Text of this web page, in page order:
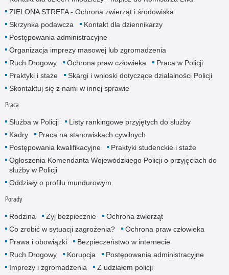
ZIELONA STREFA - Ochrona zwierząt i środowiska
Skrzynka podawcza
Kontakt dla dziennikarzy
Postępowania administracyjne
Organizacja imprezy masowej lub zgromadzenia
Ruch Drogowy
Ochrona praw człowieka
Praca w Policji
Praktyki i staże
Skargi i wnioski dotyczące działalności Policji
Skontaktuj się z nami w innej sprawie
Praca
Służba w Policji
Listy rankingowe przyjętych do służby
Kadry
Praca na stanowiskach cywilnych
Postępowania kwalifikacyjne
Praktyki studenckie i staże
Ogłoszenia Komendanta Wojewódzkiego Policji o przyjęciach do
służby w Policji
Oddziały o profilu mundurowym
Porady
Rodzina Żyj bezpiecznie
Ochrona zwierząt
Co zrobić w sytuacji zagrożenia?
Ochrona praw człowieka
Prawa i obowiązki
Bezpieczeństwo w internecie
Ruch Drogowy
Korupcja
Postępowania administracyjne
Imprezy i zgromadzenia
Z udziałem policji